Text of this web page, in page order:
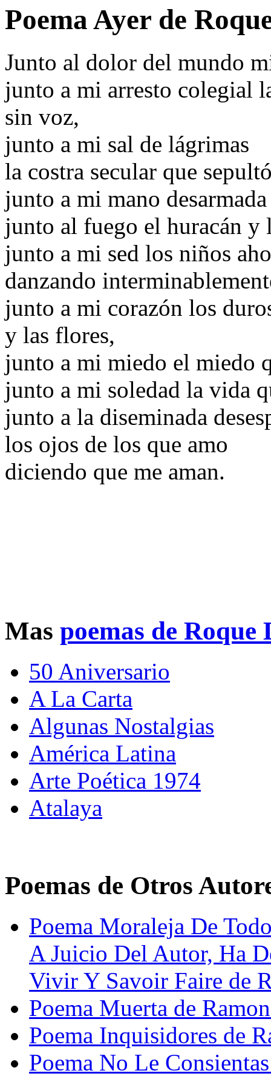
Poema Ayer de
Junto al dolor del mundo
junto a mi arresto colegial
sin voz,
junto a mi sal de lágrimas
la costra secular que
junto a mi mano
junto al fuego el huracán y
junto a mi sed los niños
danzando
junto a mi corazón los
y las flores,
junto a mi miedo el miedo
junto a mi soledad la vida
junto a la diseminada
los ojos de los que amo
diciendo que me aman.
Mas poemas de
50 Aniversario
A La Carta
Algunas Nostalgias
América Latina
Arte Poética 1974
Atalaya
Poemas de Otros
Poema Moraleja De
A Juicio Del Autor, Ha
Vivir Y Savoir Faire de
Poema Muerta de
Poema Inquisidores de
Poema No Le